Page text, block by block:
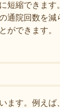
縮できま
通院回数を
ができます。
ます。例え